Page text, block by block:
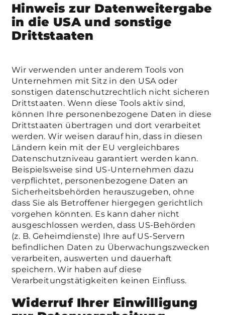
Hinweis zur Datenweitergabe
in die USA und sonstige
Drittstaaten
Wir verwenden unter anderem Tools von
Unternehmen mit Sitz in den USA oder
sonstigen datenschutzrechtlich nicht sicheren
Drittstaaten. Wenn diese Tools aktiv sind,
können Ihre personenbezogene Daten in diese
Drittstaaten übertragen und dort verarbeitet
werden. Wir weisen darauf hin, dass in diesen
Ländern kein mit der EU vergleichbares
Datenschutzniveau garantiert werden kann.
Beispielsweise sind US-Unternehmen dazu
verpflichtet, personenbezogene Daten an
Sicherheitsbehörden herauszugeben, ohne
dass Sie als Betroffener hiergegen gerichtlich
vorgehen könnten. Es kann daher nicht
ausgeschlossen werden, dass US-Behörden
(z. B. Geheimdienste) Ihre auf US-Servern
befindlichen Daten zu Überwachungszwecken
verarbeiten, auswerten und dauerhaft
speichern. Wir haben auf diese
Verarbeitungstätigkeiten keinen Einfluss.
Widerruf Ihrer Einwilligung